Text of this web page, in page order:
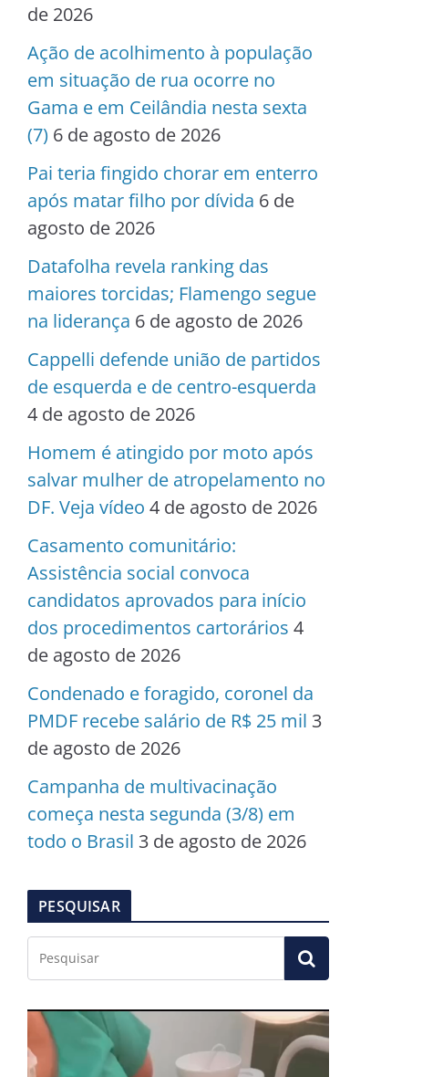
de 2026
Ação de acolhimento à população
em situação de rua ocorre no
Gama e em Ceilândia nesta sexta
(7) 6 de agosto de 2026
Pai teria fingido chorar em enterro
após matar filho por dívida 6 de
agosto de 2026
Datafolha revela ranking das
maiores torcidas; Flamengo segue
na liderança 6 de agosto de 2026
Cappelli defende união de partidos
de esquerda e de centro-esquerda
4 de agosto de 2026
Homem é atingido por moto após
salvar mulher de atropelamento no
DF. Veja vídeo 4 de agosto de 2026
Casamento comunitário:
Assistência social convoca
candidatos aprovados para início
dos procedimentos cartorários 4
de agosto de 2026
Condenado e foragido, coronel da
PMDF recebe salário de R$ 25 mil 3
de agosto de 2026
Campanha de multivacinação
começa nesta segunda (3/8) em
todo o Brasil 3 de agosto de 2026
PESQUISAR